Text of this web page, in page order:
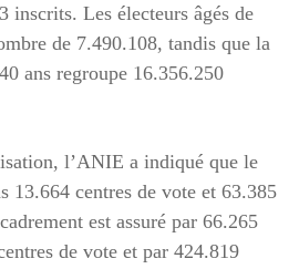
inscrits. Les électeurs âgés de
de 7.490.108, tandis que la
ans regroupe 16.356.250
l’ANIE a indiqué que le
13.664 centres de vote et 63.385
est assuré par 66.265
de vote et par 424.819